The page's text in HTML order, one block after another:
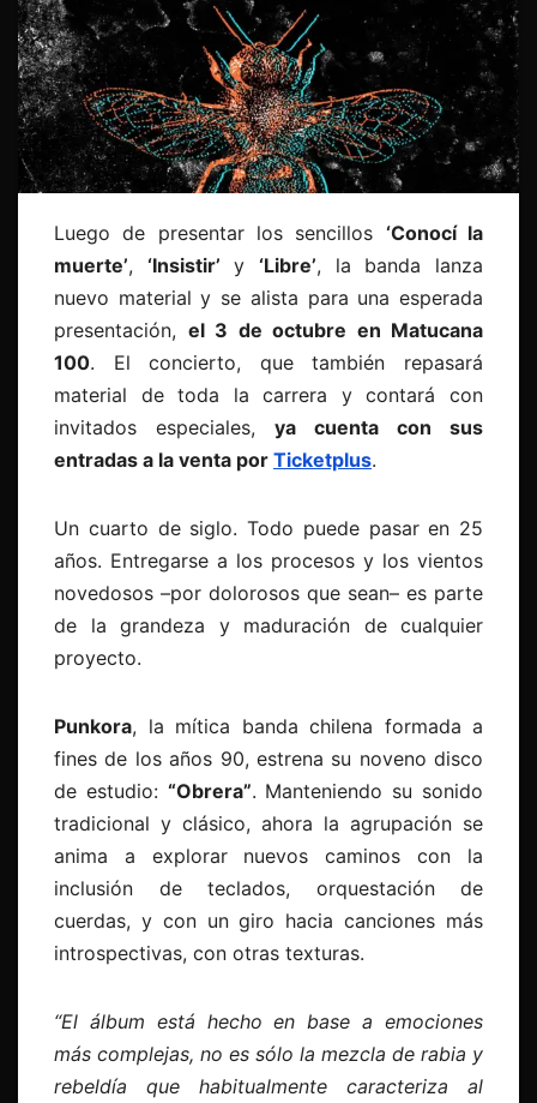
Luego de presentar los sencillos ‘Conocí la
muerte’, ‘Insistir’ y‘Libre’, la banda lanza
nuevo material y se alista para una esperada
presentación, el 3 de octubre en Matucana
100. El concierto, que también repasará
material de toda la carrera y contará con
invitados especiales, ya cuenta con sus
entradas a la venta por Ticketplus.
Un cuarto de siglo. Todo puede pasar en 25
años. Entregarse a los procesos y los vientos
novedosos –por dolorosos que sean– es parte
de la grandeza y maduración de cualquier
proyecto.
Punkora, la mítica banda chilena formada a
fines de los años 90, estrena su noveno disco
de estudio: “Obrera”. Manteniendo su sonido
tradicional y clásico, ahora la agrupación se
anima a explorar nuevos caminos con la
inclusión de teclados, orquestación de
cuerdas, y con un giro hacia canciones más
introspectivas, con otras texturas.
“El álbum está hecho en base a emociones
más complejas, no es sólo la mezcla de rabia y
rebeldía que habitualmente caracteriza al